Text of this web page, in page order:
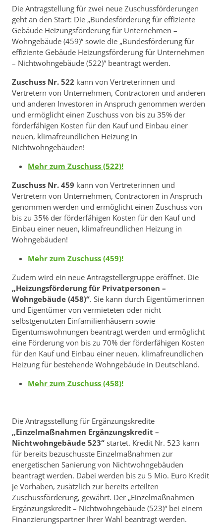
Die Antragstellung für zwei neue Zuschussförderungen
geht an den Start: Die „Bundesförderung für effiziente
Gebäude Heizungsförderung für Unternehmen –
Wohngebäude (459)“ sowie die „Bundesförderung für
effiziente Gebäude Heizungsförderung für Unternehmen
– Nichtwohngebäude (522)“ beantragt werden.
Zuschuss Nr. 522 kann von Vertreterinnen und
Vertretern von Unternehmen, Contractoren und anderen
und anderen Investoren in Anspruch genommen werden
und ermöglicht einen Zuschuss von bis zu 35% der
förderfähigen Kosten für den Kauf und Einbau einer
neuen, klimafreundlichen Heizung in
Nichtwohngebäuden!
Mehr zum Zuschuss (522)!
Zuschuss Nr. 459 kann von Vertreterinnen und
Vertretern von Unternehmen, Contractoren in Anspruch
genommen werden und ermöglicht einen Zuschuss von
bis zu 35% der förderfähigen Kosten für den Kauf und
Einbau einer neuen, klimafreundlichen Heizung in
Wohngebäuden!
Mehr zum Zuschuss (459)!
Zudem wird ein neue Antragstellergruppe eröffnet. Die
„Heizungsförderung für Privatpersonen –
Wohngebäude (458)“. Sie kann durch Eigentümerinnen
und Eigentümer von vermieteten oder nicht
selbstgenutzten Einfamilienhäusern sowie
Eigentumswohnungen beantragt werden und ermöglicht
eine Förderung von bis zu 70% der förderfähigen Kosten
für den Kauf und Einbau einer neuen, klimafreundlichen
Heizung für bestehende Wohngebäude in Deutschland.
Mehr zum Zuschuss (458)!
Die Antragsstellung für Ergänzungskredite
„Einzelmaßnahmen Ergänzungskredit –
Nichtwohngebäude 523“ startet. Kredit Nr. 523 kann
für bereits bezuschusste Einzelmaßnahmen zur
energetischen Sanierung von Nichtwohngebäuden
beantragt werden. Dabei werden bis zu 5 Mio. Euro Kredit
je Vorhaben, zusätzlich zur bereits erteilten
Zuschussförderung, gewährt. Der „Einzel­maßnahmen
Ergänzungs­kredit – Nicht­wohn­gebäude (523)“ bei einem
Finanzierungspartner Ihrer Wahl beantragt werden.